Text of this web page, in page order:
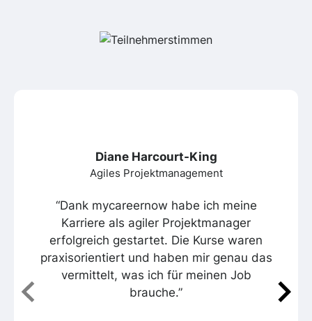
Diane Harcourt-King
Agiles Projektmanagement
“Dank mycareernow habe ich meine
Karriere als agiler Projektmanager
erfolgreich gestartet. Die Kurse waren
praxisorientiert und haben mir genau das
vermittelt, was ich für meinen Job
brauche.”